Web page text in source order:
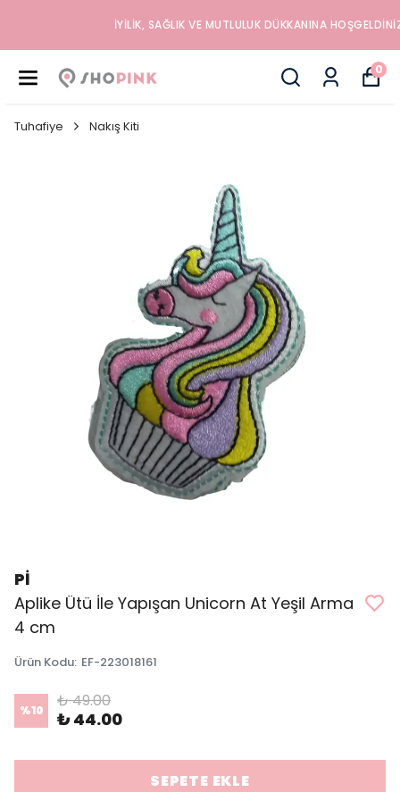
İYILIK, SAĞLIK VE MUTLULUK DÜKKANINA HOŞGELDINIZ
0
Tuhafiye Nakış Kiti
Pİ
Aplike Ütü İle Yapışan Unicorn At Yeşil Arma
4 cm
Ürün Kodu: EF-223018161
%10 ₺ 49.00
₺ 44.00
SEPETE EKLE